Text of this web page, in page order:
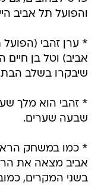
והפועל תל אביב
* ערן זהבי (הפועל
אביב) וטל בן
שיבקרו בשלב
* זהבי הוא מלך
שבעה שערים.
* כמו במשחק
אביב מצאה את
בשני המקרים,